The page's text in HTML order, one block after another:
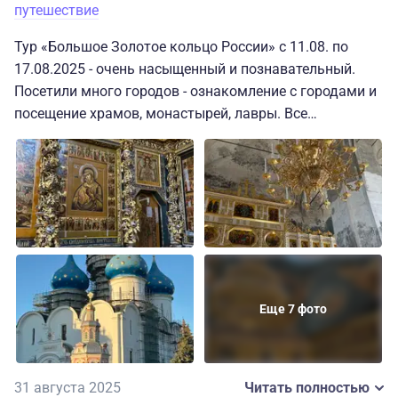
экскурсовода Жанны Фёдоровны. Человек
ненавязчивая, заботливая, просто умница. Наша
«аудио Жанна», можно слушать и заслушиваться
бесконечно😊
путешествие
Тур «Большое Золотое кольцо России» с 11.08. по
17.08.2025 - очень насыщенный и познавательный.
Посетили много городов - ознакомление с городами и
посещение храмов, монастырей, лавры. Все
организовано хорошо, автобус комфортабельный,
отличный водитель Виктор и экскурсовод Денис -
вообще супер - массу интересной информации
постоянно рассказывал, не молчал. Рады, что
посетили множество христианских святынь. Спасибо
«Большой Стране»
Еще 7 фото
31 августа 2025 Читать полностью